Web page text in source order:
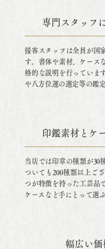
専門スタッフ
接客スタッフは全員が国
す。書体や素材、ケース
格的な説明を行っていま
や八方位運の選定等の鑑
印鑑素材とケ
当店では印章の種類が30
ついても200種類以上ご
つが特徴を持った工芸品
ケースなど手にとって選
幅広い価